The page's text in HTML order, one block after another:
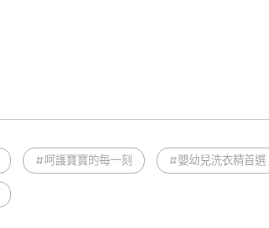
#呵護寶寶的每一刻 #嬰幼兒洗衣精首選